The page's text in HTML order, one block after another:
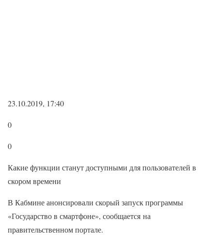
23.10.2019, 17:40
0
0
Какие функции станут доступными для пользователей в
скором времени
В Кабмине анонсировали скорый запуск программы
«Государство в смартфоне», сообщается на
правительственном портале.